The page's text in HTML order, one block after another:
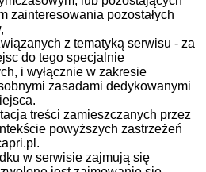
zainteresowania pozostałych
z tematyką serwisu - za
do tego specjalnie
i wyłącznie w zakresie
zasadami dedykowanymi
treści zamieszczanych przez
powyższych zastrzeżeń
w serwisie zajmują się